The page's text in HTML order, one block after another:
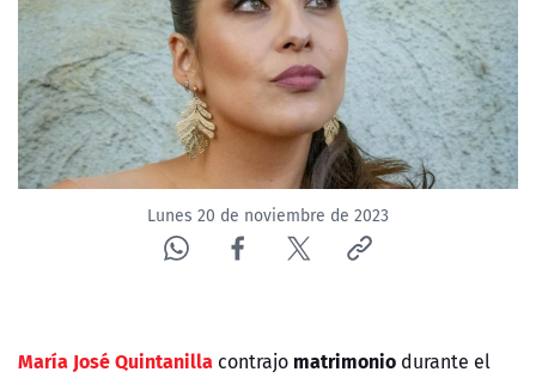
NTV
ACTUALIDAD Y TENDENCIAS
CORPORATIVO Y TRANSPARENCIA
CANAL DE DENUNCIAS
Lunes 20 de noviembre de 2023
María José Quintanilla contrajo matrimonio durante el